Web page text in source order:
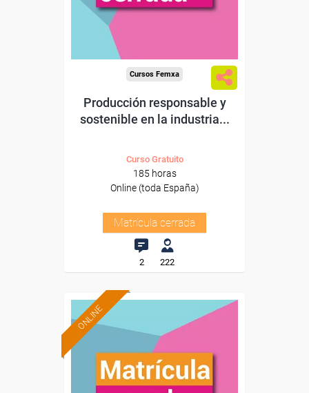
Cursos Femxa
Producción responsable y
sostenible en la industria...
Curso Gratuito
185 horas
Online (toda España)
Matrícula cerrada
2 222
ONLINE